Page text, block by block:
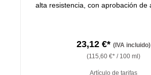
alta resistencia, con aprobación de
23,12 €* (IVA incluido)
(115,60 €* / 100 ml)
Artículo de tarifas